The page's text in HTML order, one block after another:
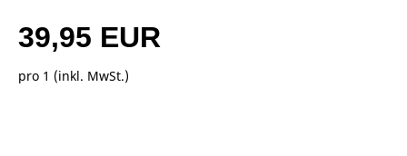
39,95 EUR
pro 1 (inkl. MwSt.)